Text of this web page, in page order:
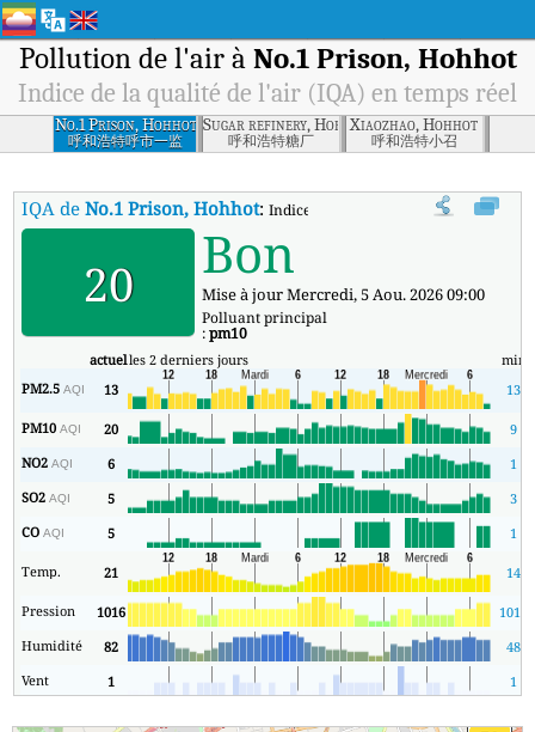
Pollution de l'air à No.1 Prison, Hohhot
Indice de la qualité de l'air (IQA) en temps réel
No.1 Prison, Hohhot
呼和浩特呼市一监
Sugar refinery, Hohhot
呼和浩特糖厂
Xiaozhao, Hohhot
呼和浩特小召
IQA deNo.1 Prison, Hohhot:Indice de la qualité de l'air (IQA) à
20 Bon
Mise à jour Mercredi, 5 Aou. 2026 09:00
Polluant principal
:pm10
actuelles 2 derniers jours min
PM2.5AQI 13 13
PM10AQI 20
9
NO2AQI 6
1
SO2AQI 5
3
COAQI 5 1
Temp. 21 14
Pression 1016 1013
Humidité
82
48
Vent
1 1